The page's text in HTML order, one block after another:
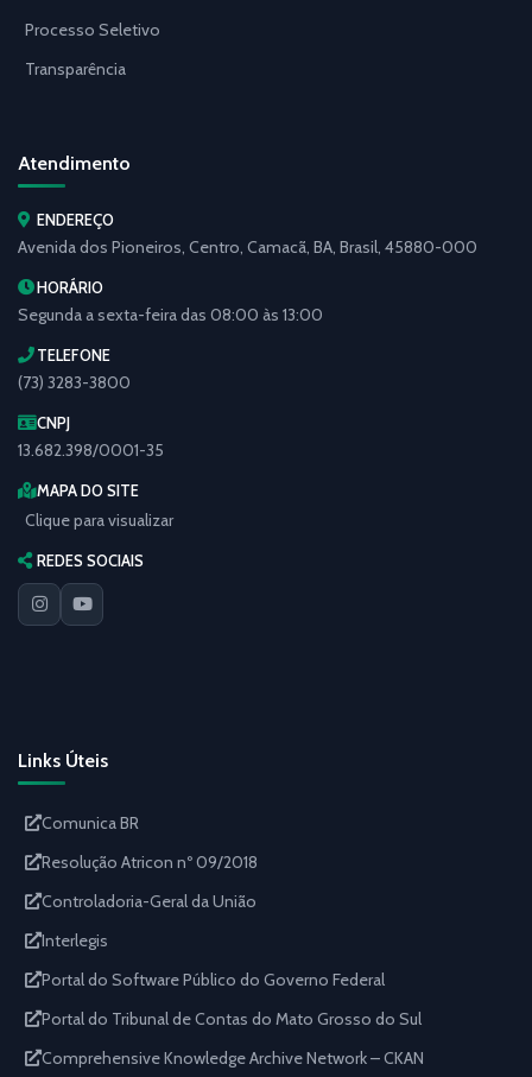
Processo Seletivo
Transparência
Atendimento
ENDEREÇO
Avenida dos Pioneiros, Centro, Camacã, BA, Brasil, 45880-000
HORÁRIO
Segunda a sexta-feira das 08:00 às 13:00
TELEFONE
(73) 3283-3800
CNPJ
13.682.398/0001-35
MAPA DO SITE
Clique para visualizar
REDES SOCIAIS
Links Úteis
Comunica BR
Resolução Atricon nº 09/2018
Controladoria-Geral da União
Interlegis
Portal do Software Público do Governo Federal
Portal do Tribunal de Contas do Mato Grosso do Sul
Comprehensive Knowledge Archive Network – CKAN